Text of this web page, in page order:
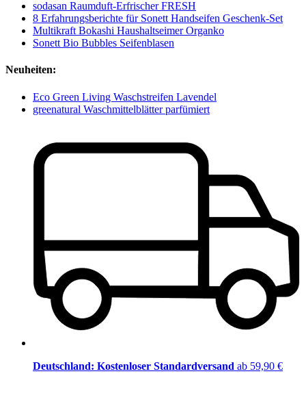
sodasan Raumduft-Erfrischer FRESH
8 Erfahrungsberichte für Sonett Handseifen Geschenk-Set
Multikraft Bokashi Haushaltseimer Organko
Sonett Bio Bubbles Seifenblasen
Neuheiten:
Eco Green Living Waschstreifen Lavendel
greenatural Waschmittelblätter parfümiert
Deutschland: Kostenloser Standardversand ab 59,90 €